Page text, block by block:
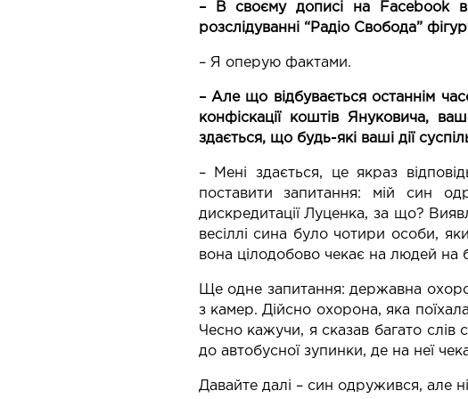
– В своєму дописі на Facebook
розслідуванні “Радіо Свобода”
– Я оперую фактами.
– Але що відбувається останнім
конфіскації коштів Януковича,
здається, що будь-які ваші дії
– Мені здається, це якраз
поставити запитання: мій син
дискредитації Луценка, за що?
весіллі сина було чотири особи,
вона цілодобово чекає на людей на
Ще одне запитання: державна
з камер. Дійсно охорона, яка
Чесно кажучи, я сказав багато слів
до автобусної зупинки, де на неї
Давайте далі – син одружився, але